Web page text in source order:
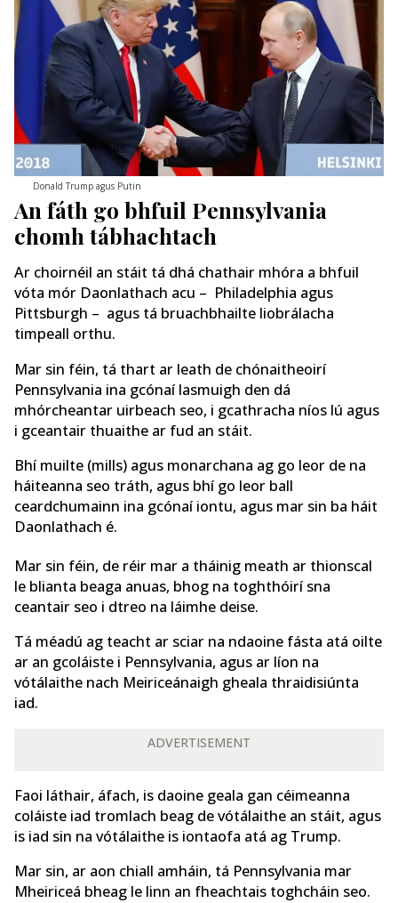
Donald Trump agus Putin
An fáth go bhfuil Pennsylvania
chomh tábhachtach
Ar choirnéil an stáit tá dhá chathair mhóra a bhfuil
vóta mór Daonlathach acu – Philadelphia agus
Pittsburgh – agus tá bruachbhailte liobrálacha
timpeall orthu.
Mar sin féin, tá thart ar leath de chónaitheoirí
Pennsylvania ina gcónaí lasmuigh den dá
mhórcheantar uirbeach seo, i gcathracha níos lú agus
i gceantair thuaithe ar fud an stáit.
Bhí muilte (mills) agus monarchana ag go leor de na
háiteanna seo tráth, agus bhí go leor ball
ceardchumainn ina gcónaí iontu, agus mar sin ba háit
Daonlathach é.
Mar sin féin, de réir mar a tháinig meath ar thionscal
le blianta beaga anuas, bhog na toghthóirí sna
ceantair seo i dtreo na láimhe deise.
Tá méadú ag teacht ar sciar na ndaoine fásta atá oilte
ar an gcoláiste i Pennsylvania, agus ar líon na
vótálaithe nach Meiriceánaigh gheala thraidisiúnta
iad.
ADVERTISEMENT
Faoi láthair, áfach, is daoine geala gan céimeanna
coláiste iad tromlach beag de vótálaithe an stáit, agus
is iad sin na vótálaithe is iontaofa atá ag Trump.
Mar sin, ar aon chiall amháin, tá Pennsylvania mar
Mheiriceá bheag le linn an fheachtais toghcháin seo.